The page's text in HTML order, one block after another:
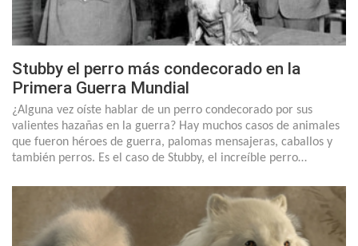
Stubby el perro más condecorado en la
Primera Guerra Mundial
¿Alguna vez oíste hablar de un perro condecorado por sus
valientes hazañas en la guerra? Hay muchos casos de animales
que fueron héroes de guerra, palomas mensajeras, caballos y
también perros. Es el caso de Stubby, el increíble perro…